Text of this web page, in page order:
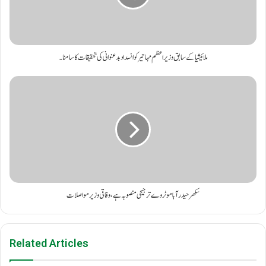
ملائیشیا کے سابق وزیراعظم مہاتیر کو انسداد بدعنوانی کی تحقیقات کا سامنا۔
سکھرحیدرآباموٹروےترجیحی منصوبہ ہے،وفاقی وزیرمواصلات
Related Articles